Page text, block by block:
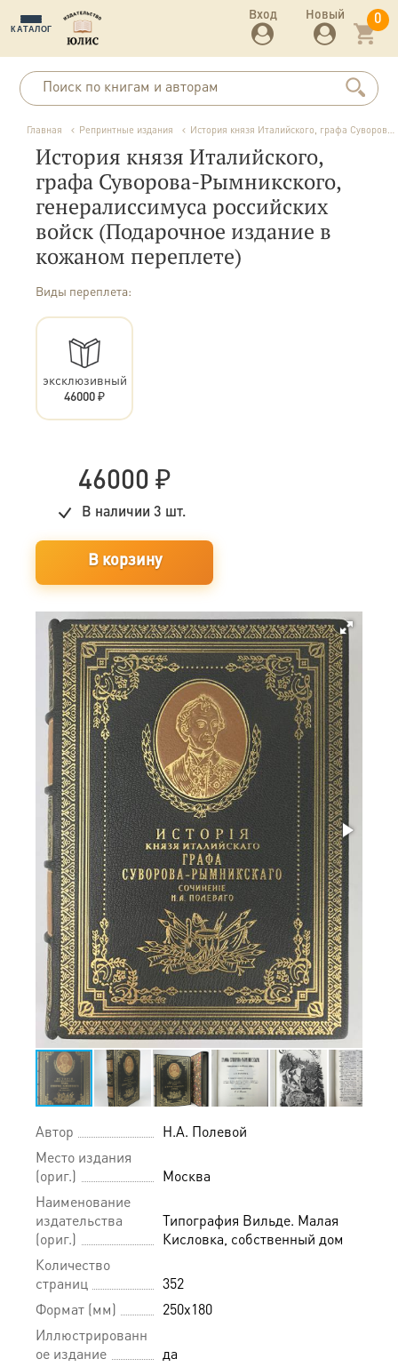
КАТАЛОГ
0
Новый
Вход
Главная Репринтные издания История князя Италийского, графа Суворова-Рымникского, генералиссимуса российских войск (Подарочное издание в кожаном переплете)
История князя Италийского,
графа Суворова-Рымникского,
генералиссимуса российских
войск (Подарочное издание в
кожаном переплете)
Виды переплета:
эксклюзивный
46000 ₽
46000 ₽
В наличии 3 шт.
В корзину
Автор
Н.А. Полевой
Место издания
(ориг.)
Москва
Наименование
издательства
(ориг.)
Типография Вильде. Малая
Кисловка, собственный дом
Количество
страниц
352
Формат (мм)
250x180
Иллюстрированн
ое издание
да